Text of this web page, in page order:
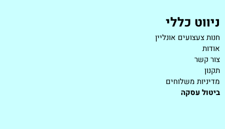
ניווט כללי
חנות צעצועים אונליין
אודות
צור קשר
תקנון
מדיניות משלוחים
ביטול עסקה